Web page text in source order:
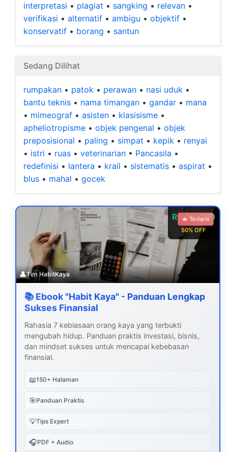
interpretasi • plagiat • sangking • relevan •
verifikasi • alternatif • ambigu • objektif •
konservatif • borang • santun
Sedang Dilihat
rumpakan • patok • perawan • nasi uduk •
bantu teknis • nama timangan • gandar • mana
• mimeograf • asisten • klasisisme •
apheliotropisme • objek pengenal • objek
preposisional • paling • simpat • kepik • renyai
• istri • ruas • veterinarian • Pancasila •
redefinisi • lantera • krail • sistematis • aspirat •
blus • mahal • gocek
Rp 99.000
50% OFF
🔥 Terlaris
👤Tim HabitKaya
📚 Ebook "Habit Kaya" - Panduan Lengkap
Sukses Finansial
Rahasia 7 kebiasaan orang kaya yang terbukti
mengubah hidup. Panduan praktis investasi, bisnis,
dan mindset sukses untuk mencapai kebebasan
finansial.
📖150+ Halaman
🎯Panduan Praktis
💡Tips Expert
🎧PDF + Audio